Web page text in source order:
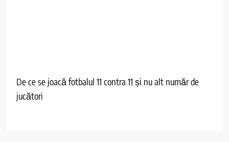
De ce se joacă fotbalul 11 contra 11 și nu alt număr de
jucători